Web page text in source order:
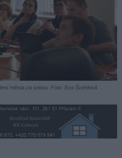
města za sebou. Foto: Eva Švehlová